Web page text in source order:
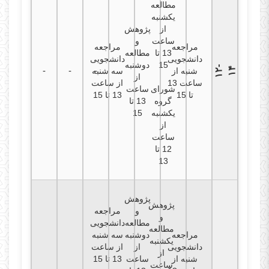
۱
۲
-
۱ ۴
مراجعه
دانشجویی
شنبه از
ساعت 13
تا 15
مطالعه
یکشنبه
از
ساعت
13 تا
15
شورای
گروه
یکشنبه
از
ساعت
12 تا
13
پژوهش
و
مطالعه
دوشنبه
از
ساعت
13 تا
15
مراجعه
دانشجویی
سه شنبه
از ساعت
13 تا 15
-
-
-
مراجعه
دانشجویی
شنبه از
پژوهش
و
مطالعه
یکشنبه
از
ساعت
پژوهش
و
مطالعه
دوشنبه
از
ساعت
مراجعه
دانشجویی
سه شنبه
از ساعت
13 تا 15